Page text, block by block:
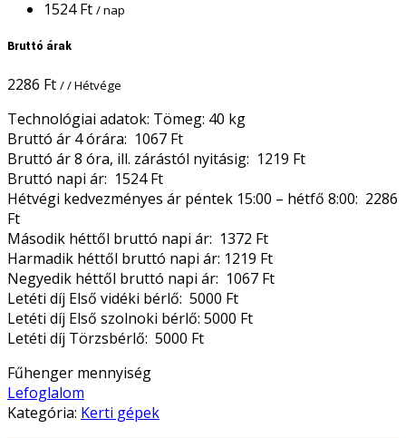
1524Ft / nap
Bruttó árak
2286 Ft / / Hétvége
Technológiai adatok: Tömeg: 40 kg
Bruttó ár 4 órára: 1067 Ft
Bruttó ár 8 óra, ill. zárástól nyitásig: 1219 Ft
Bruttó napi ár: 1524 Ft
Hétvégi kedvezményes ár péntek 15:00 – hétfő 8:00: 2286
Ft
Második héttől bruttó napi ár: 1372 Ft
Harmadik héttől bruttó napi ár: 1219 Ft
Negyedik héttől bruttó napi ár: 1067 Ft
Letéti díj Első vidéki bérlő: 5000 Ft
Letéti díj Első szolnoki bérlő: 5000 Ft
Letéti díj Törzsbérlő: 5000 Ft
Fűhenger mennyiség
Lefoglalom
Kategória: Kerti gépek